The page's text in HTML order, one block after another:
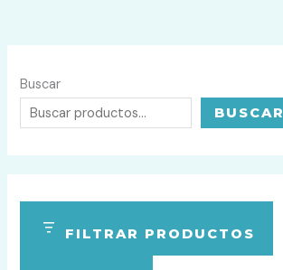
Buscar
BUSCAR
FILTRAR PRODUCTOS